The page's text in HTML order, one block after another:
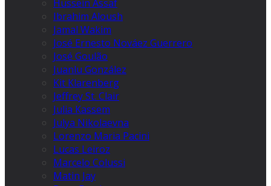
Hussein Assaf
Ibrahim Aloush
Jamal Wakim
José Ernesto Nováez Guerrero
José Goulão
Juanlu González
Kit Klarenberg
Jeffrey St. Clair
Julia Kassem
Julya Nikolaevna
Lorenzo Maria Pacini
Lucas Leiroz
Marcelo Colussi
Matin Jay